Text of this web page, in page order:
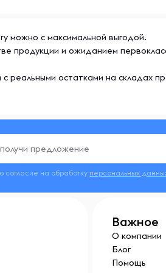
можно с максимальной выгодой.
продукции и ожиданием
реальными остатками на складах
согласие на обработку персональных
Важное
О компании
Блог
Помощь